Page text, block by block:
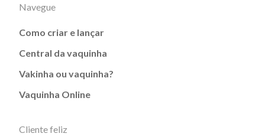
Navegue
Como criar e lançar
Central da vaquinha
Vakinha ou vaquinha?
Vaquinha Online
Cliente feliz